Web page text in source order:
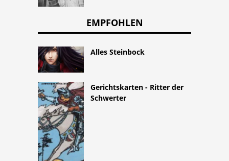
EMPFOHLEN
Alles Steinbock
Gerichtskarten - Ritter der
Schwerter